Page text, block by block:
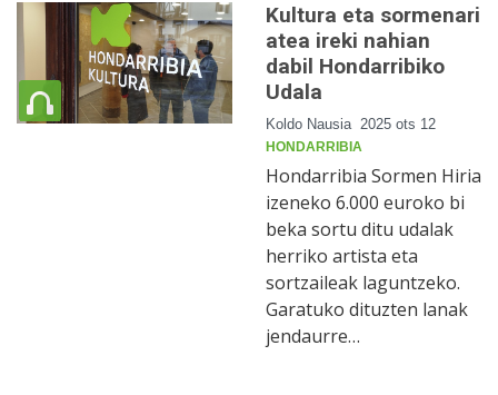
Kultura eta sormenari
atea ireki nahian
dabil Hondarribiko
Udala
Koldo Nausia 2025 ots 12
HONDARRIBIA
Hondarribia Sormen Hiria
izeneko 6.000 euroko bi
beka sortu ditu udalak
herriko artista eta
sortzaileak laguntzeko.
Garatuko dituzten lanak
jendaurre…